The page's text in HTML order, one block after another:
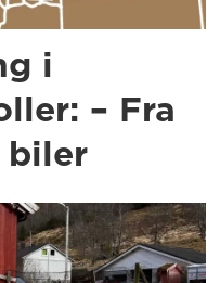
i
– Fra
biler